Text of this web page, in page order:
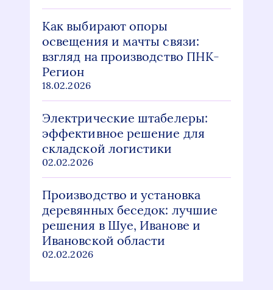
Как выбирают опоры
освещения и мачты связи:
взгляд на производство ПНК-
Регион
18.02.2026
Электрические штабелеры:
эффективное решение для
складской логистики
02.02.2026
Производство и установка
деревянных беседок: лучшие
решения в Шуе, Иванове и
Ивановской области
02.02.2026